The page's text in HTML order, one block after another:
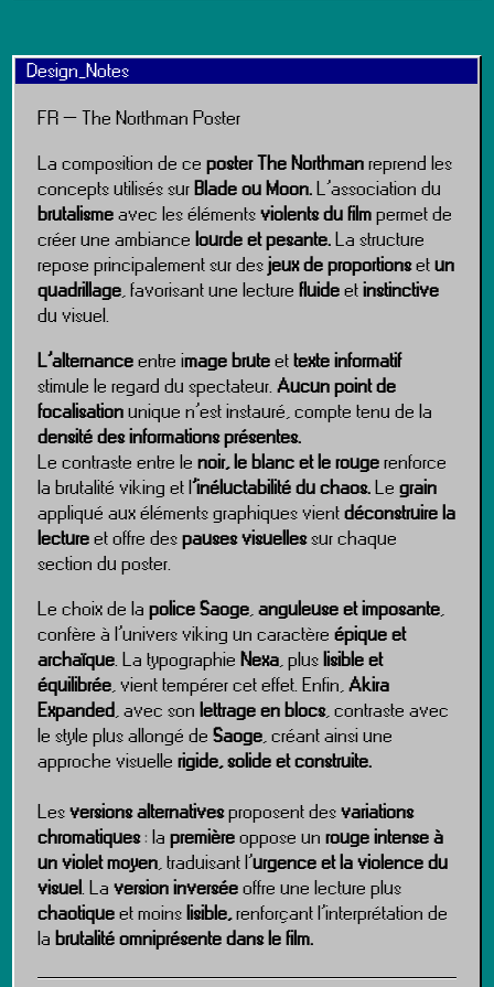
Design_Notes
FR – The Northman Poster
La composition de ceposter The Northmanreprend les
concepts utilisés surBlade ou Moon.L’association du
brutalismeavec les élémentsviolents du filmpermet de
créer une ambiance lourde et pesante.La structure
repose principalement sur desjeux de proportionsetun
quadrillage, favorisant une lecturefluideetinstinctive
du visuel.
L’alternanceentre image bruteettexte informatif
stimule le regard du spectateur.Aucun point de
focalisationunique n’est instauré, compte tenu de la
densité des informations présentes.
Le contraste entre le noir, le blanc et le rougerenforce
la brutalité viking et l’inéluctabilité du chaos.Legrain
appliqué aux éléments graphiques vientdéconstruire la
lectureet offre despauses visuellessur chaque
section du poster.
Le choix de lapoliceSaoge,anguleuse et imposante,
confère à l’univers viking un caractèreépique et
archaïque. La typographieNexa, pluslisible et
équilibrée, vient tempérer cet effet. Enfin,Akira
Expanded, avec sonlettrage en blocs, contraste avec
le style plus allongé deSaoge, créant ainsi une
approche visuellerigide, solide et construite.
Lesversions alternativesproposent desvariations
chromatiques: lapremièreoppose unrouge intense à
un violet moyen, traduisant l’urgence et la violence du
visuel. Laversion inverséeoffre une lecture plus
chaotiqueet moinslisible,renforçant l’interprétation de
labrutalité omniprésente dans le film.